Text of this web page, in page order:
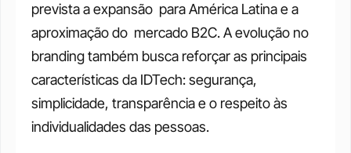
prevista a expansão  para América Latina e a
aproximação do  mercado B2C. A evolução no
branding também busca reforçar as principais
características da IDTech: segurança,
simplicidade, transparência e o respeito às
individualidades das pessoas.